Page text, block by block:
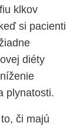
klkov
si pacienti
diéty
plynatosti.
či majú